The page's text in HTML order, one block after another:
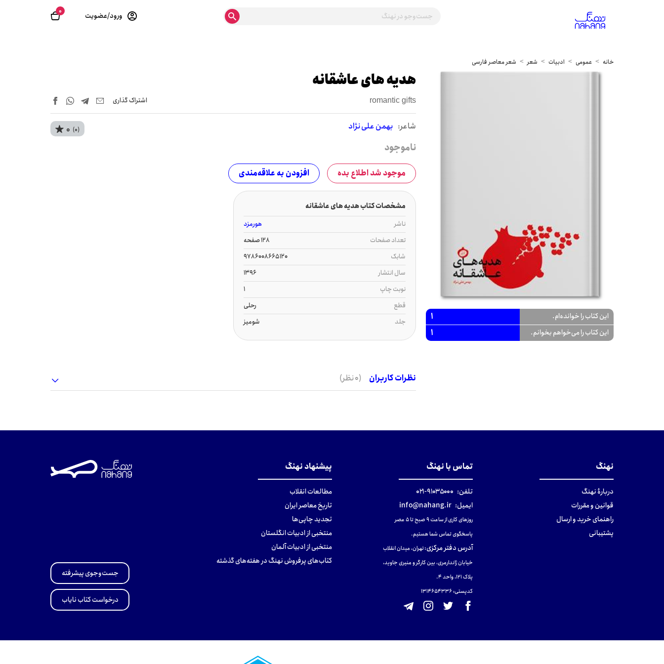
0 ورود/عضویت
خانه عمومی ادبیات شعر شعر معاصر فارسی
این کتاب را خوانده‌ام. 1
این کتاب را می‌خواهم بخوانم. 1
هدیه های عاشقانه
romantic gifts اشتراک‌ گذاری
شاعر: بهمن علی نژاد 0 (0)
ناموجود
موجود شد اطلاع بده افزودن به علاقه‌مندی
مشخصات کتاب هدیه های عاشقانه
ناشر
هورمزد
تعداد صفحات
128 صفحه
شابک
9786008665120
سال انتشار
1396
نوبت چاپ
1
قطع
رحلی
جلد
شومیز
نظرات کاربران (0 نظر)
نهنگ
دربارهٔ نهنگ
قوانین و مقررات
راهنمای خرید و ارسال
پشتیبانی
تماس با نهنگ
تلفن: ۹۱۰۳۵۰۰۰-۰۲۱
ایمیل: info@nahang.ir
روزهای کاری از ساعت ۹ صبح تا ۵ عصر
پاسخگوی تماس شما هستیم.
آدرس دفتر مرکزی:تهران، میدان انقلاب
خیابان ژاندارمری، بین کارگر و منیری جاوید،
پلاک 121، واحد ۴.
کدپستی: 131465433۶
پیشنهاد نهنگ
مطالعات انقلاب
تاریخ معاصر ایران
تجدید چاپی‌ها
منتخبی از ادبیات انگلستان
منتخبی از ادبیات آلمان
کتاب‌های پرفروش نهنگ در هفته‌های گذشته
جست‌وجوی پیشرفته
درخواست کتاب نایاب